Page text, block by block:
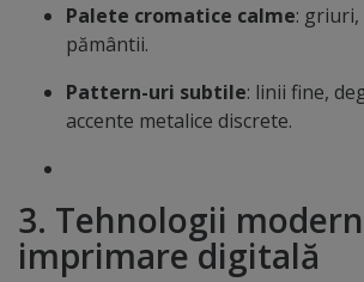
Palete cromatice calme:
pământii.
Pattern-uri subtile: linii fine,
accente metalice discrete.
3. Tehnologii
imprimare digitală